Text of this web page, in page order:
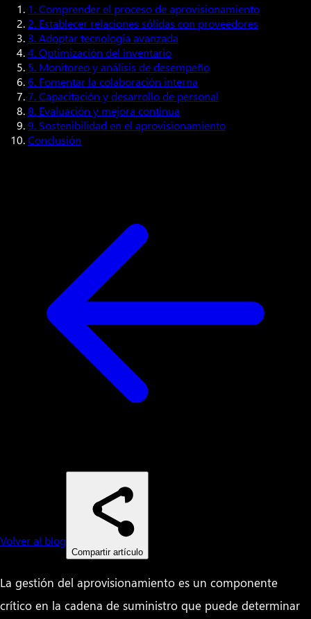
1. Comprender el proceso de aprovisionamiento
2. Establecer relaciones sólidas con proveedores
3. Adoptar tecnología avanzada
4. Optimización del inventario
5. Monitoreo y análisis de desempeño
6. Fomentar la colaboración interna
7. Capacitación y desarrollo de personal
8. Evaluación y mejora continua
9. Sostenibilidad en el aprovisionamiento
Conclusión
Volver al blog
Compartir artículo
La gestión del aprovisionamiento es un componente
crítico en la cadena de suministro que puede determinar